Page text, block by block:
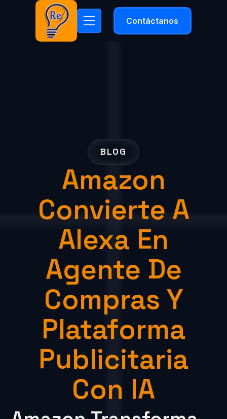
Contáctanos
BLOG
Amazon
Convierte A
Alexa En
Agente De
Compras Y
Plataforma
Publicitaria
Con IA